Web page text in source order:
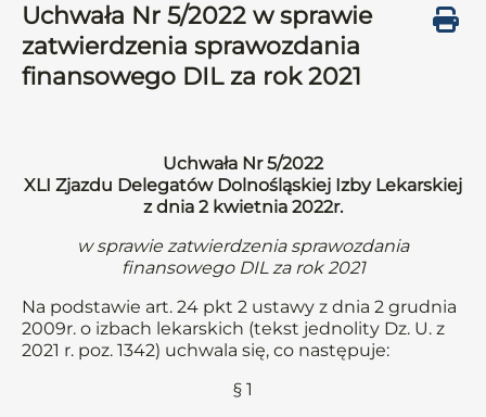
Uchwała Nr 5/2022 w sprawie
zatwierdzenia sprawozdania
finansowego DIL za rok 2021
Uchwała Nr 5/2022
XLI Zjazdu Delegatów Dolnośląskiej Izby Lekarskiej
z dnia 2 kwietnia 2022r.
w sprawie zatwierdzenia sprawozdania
finansowego DIL za rok 2021
Na podstawie art. 24 pkt 2 ustawy z dnia 2 grudnia
2009r. o izbach lekarskich (tekst jednolity Dz. U. z
2021 r. poz. 1342) uchwala się, co następuje:
§ 1